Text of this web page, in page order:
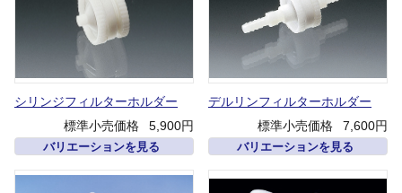
シリンジフィルターホルダー
標準小売価格
5,900円
バリエーションを見る
デルリンフィルターホルダー
標準小売価格
7,600円
バリエーションを見る